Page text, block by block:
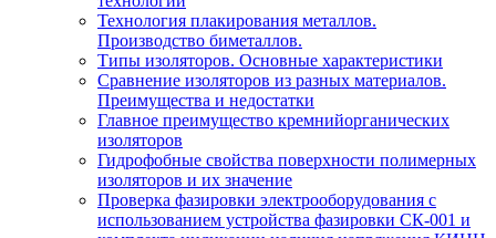
Технология плакирования металлов.
Производство биметаллов.
Типы изоляторов. Основные характеристики
Сравнение изоляторов из разных материалов.
Преимущества и недостатки
Главное преимущество кремнийорганических
изоляторов
Гидрофобные свойства поверхности поли мерных
изоляторов и их значение
Проверка фазировки электрооборудования с
использованием устройства фазировки СК-001 и